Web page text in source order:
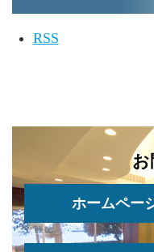
RSS
お
ホームペー